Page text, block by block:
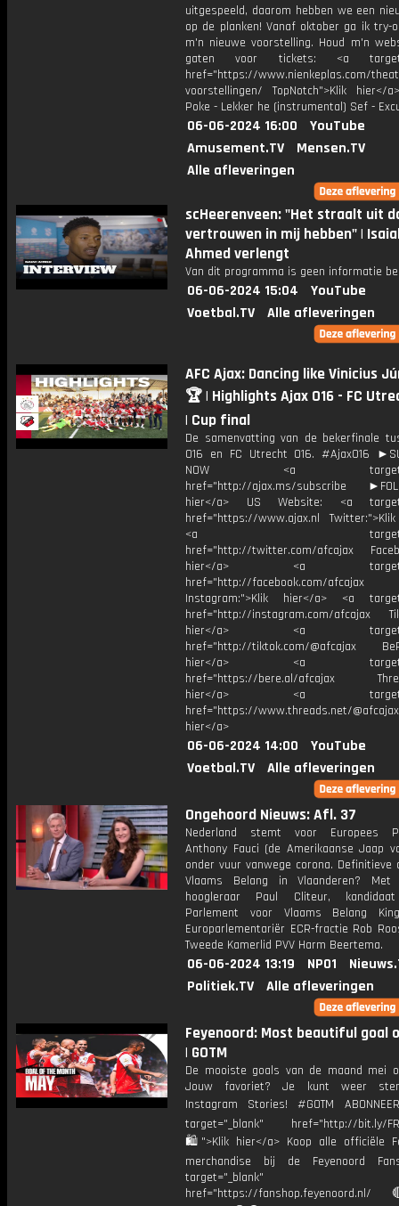
uitgespeeld, daarom hebben we een
op de planken! Vanaf oktober ga ik try-
m'n nieuwe voorstelling. Houd m'n
gaten voor tickets: <a
href="https://www.nienkeplas.com/
voorstellingen/ TopNotch">Klik hier</
Poke - Lekker he (instrumental) Sef -
06-06-2024 16:00
YouTube
Amusement.TV
Mensen.TV
Alle afleveringen
scHeerenveen: "Het straalt uit
vertrouwen in mij hebben" |
Ahmed verlengt
Van dit programma is geen informatie
06-06-2024 15:04
YouTube
Voetbal.TV
Alle afleveringen
AFC Ajax: Dancing like Vinicius
🏆 | Highlights Ajax O16 - FC
| Cup final
De samenvatting van de bekerfinale
O16 en FC Utrecht O16. #AjaxO16
NOW <a
href="http://ajax.ms/subscribe
hier</a> US Website: <a
href="https://www.ajax.nl
<a
href="http://twitter.com/afcajax
hier</a> <a
href="http://facebook.com/afcajax
Instagram:">Klik hier</a> <a
href="http://instagram.com/afcajax
hier</a> <a
href="http://tiktok.com/@afcajax
hier</a> <a
href="https://bere.al/afcajax
hier</a> <a
href="https://www.threads.net/
hier</a>
06-06-2024 14:00
YouTube
Voetbal.TV
Alle afleveringen
Ongehoord Nieuws: Afl. 37
Nederland stemt voor Europees
Anthony Fauci (de Amerikaanse Jaap
onder vuur vanwege corona. Definitieve
Vlaams Belang in Vlaanderen? Met
hoogleraar Paul Cliteur,
Parlement voor Vlaams Belang
Europarlementariër ECR-fractie Rob
Tweede Kamerlid PVV Harm Beertema.
06-06-2024 13:19 NPO1
Politiek.TV
Alle afleveringen
Feyenoord: Most beautiful goal
| GOTM
De mooiste goals van de maand mei
Jouw favoriet? Je kunt weer
Instagram Stories! #GOTM
target="_blank" href="http://bit.ly/
🛍">Klik hier</a> Koop alle officiële
merchandise bij de Feyenoord
target="_blank"
href="https://